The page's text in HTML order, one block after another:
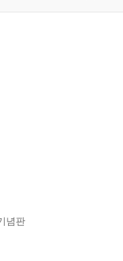
념판